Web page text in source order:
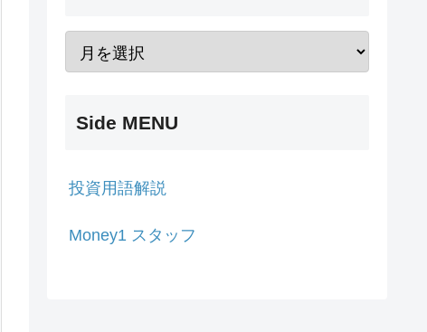
Side MENU
投資用語解説
Money1 スタッフ